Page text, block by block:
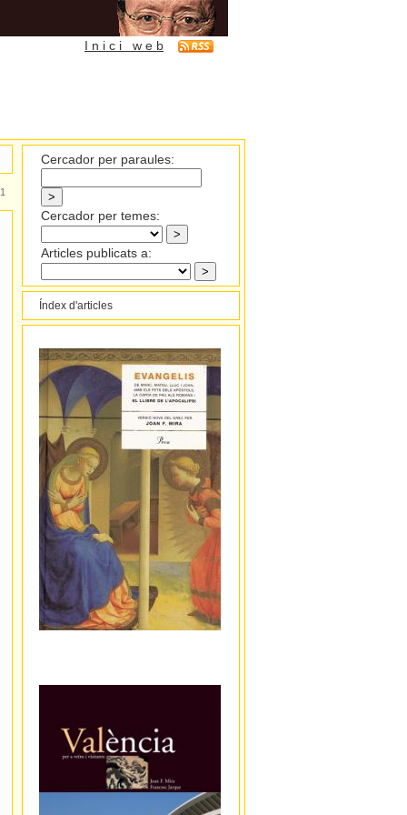
I n i c i w e b
1
Cercador per paraules:
Cercador per temes:
Articles publicats a:
Índex d'articles